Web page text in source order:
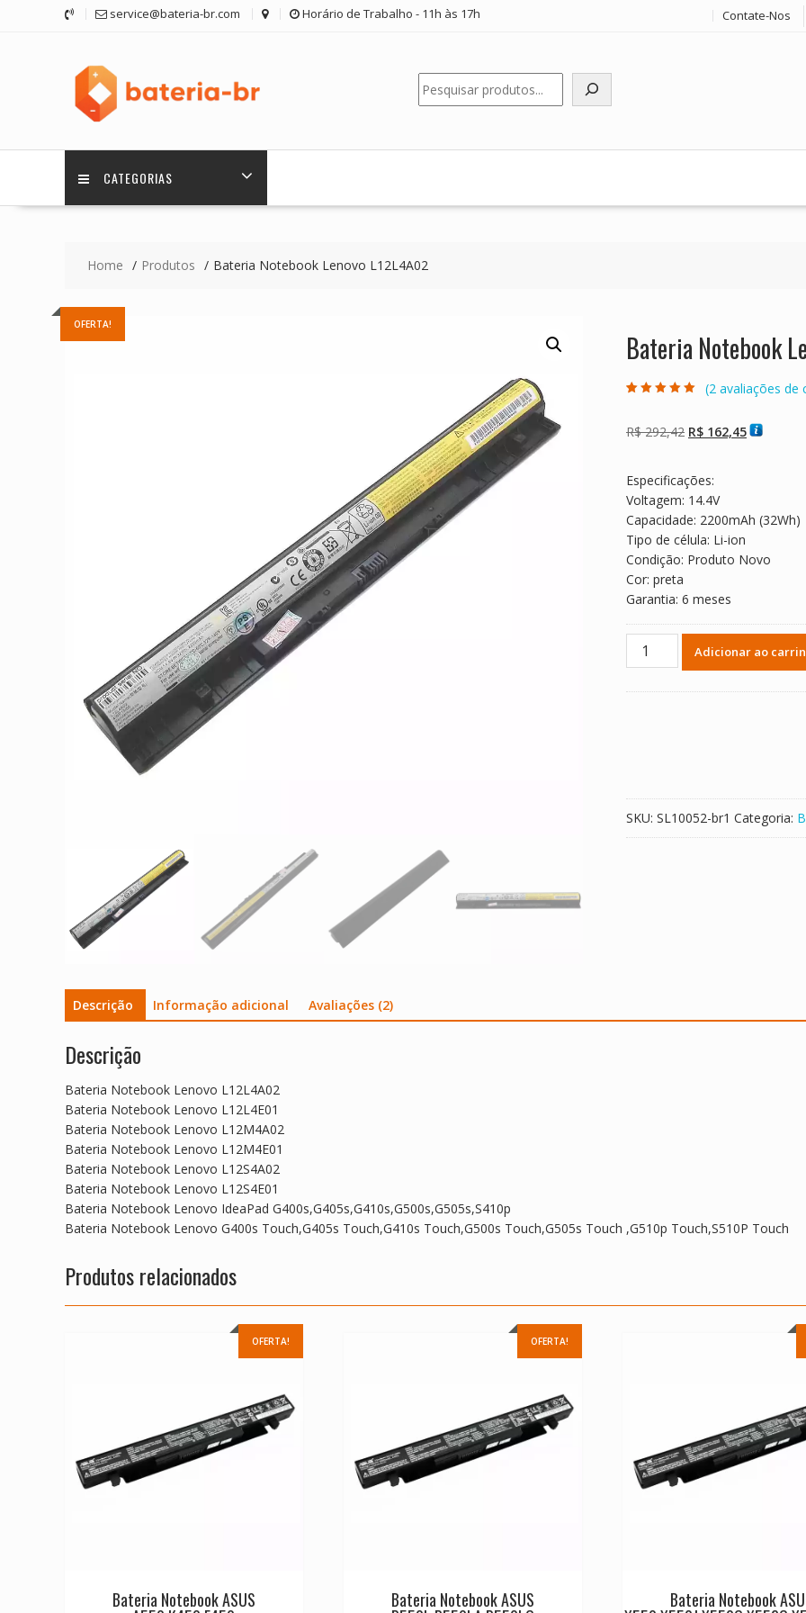
service@bateria-br.com Horário de Trabalho - 11h às 17h Contate-Nos
Pesquisar
CATEGORIAS
Home Produtos Bateria Notebook Lenovo L12L4A02
OFERTA!
Bateria Notebook
baseado em
avaliações de
(2 avaliações de
R$292,42 O
era:
R$ 292,42.
R$ 162,45O
Especificações:
Voltagem: 14.4V
Capacidade: 2200mAh (32Wh)
Tipo de célula: Li-ion
Condição: Produto Novo
Cor: preta
Garantia: 6 meses
Bateria
Notebook
Adicionar ao
SKU: SL10052-br1 Categoria:
Descrição Informação adicional Avaliações (2)
Descrição
Bateria Notebook Lenovo L12L4A02
Bateria Notebook Lenovo L12L4E01
Bateria Notebook Lenovo L12M4A02
Bateria Notebook Lenovo L12M4E01
Bateria Notebook Lenovo L12S4A02
Bateria Notebook Lenovo L12S4E01
Bateria Notebook Lenovo IdeaPad G400s,G405s,G410s,G500s,G505s,S410p
Bateria Notebook Lenovo G400s Touch,G405s Touch,G410s Touch,G500s Touch,G505s Touch ,G510p Touch,S510P Touch
Produtos relacionados
OFERTA!
Bateria Notebook ASUS
OFERTA!
Bateria Notebook ASUS Bateria Notebook